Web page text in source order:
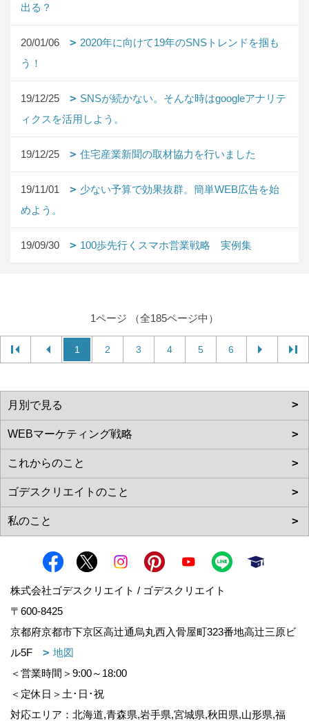
出る？
20/01/06
2020年に向けて19年のSNSトレンドを掴も
う！
19/12/25
SNSが続かない。そんな時はgoogleアナリテ
ィクスを活用しよう。
19/12/25 住宅産業新聞の取材協力を行いました
19/11/01
少ない予算で効果抜群。簡単WEB広告を始
めよう。
19/09/30 100歩先行くスマホ営業戦略 実例集
1ページ （全185ページ中）
1 2 3 4 5 6
株式会社ゴデスクリエイト / ゴデスクリエイト
〒600-8425
京都府京都市下京区高辻通烏丸西入骨屋町323番地高辻三原ビ
ル5F
地図
＜営業時間＞9:00～18:00
＜定休日＞土･日･祝
対応エリア：北海道,青森県,岩手県,宮城県,秋田県,山形県,福